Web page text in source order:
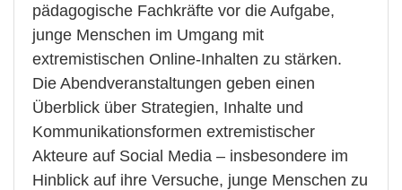
pädagogische Fachkräfte vor die Aufgabe,
junge Menschen im Umgang mit
extremistischen Online-Inhalten zu stärken.
Die Abendveranstaltungen geben einen
Überblick über Strategien, Inhalte und
Kommunikationsformen extremistischer
Akteure auf Social Media – insbesondere im
Hinblick auf ihre Versuche, junge Menschen zu